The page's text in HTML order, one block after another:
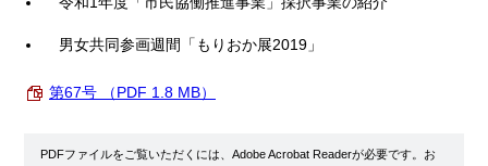
男女共同参画週間「もりおか展2019」
第67号 （PDF 1.8 MB）
PDFファイルをご覧いただくには、Adobe Acrobat Readerが必要です。お